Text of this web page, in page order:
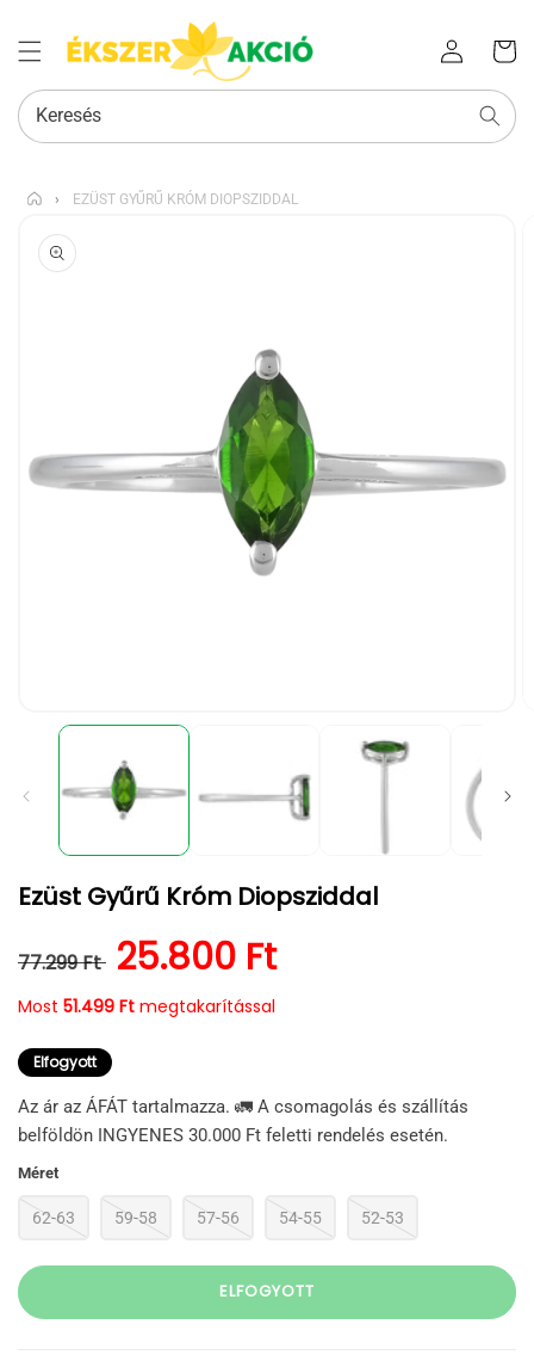
Bejelentkezés
kosara
Keresés
› EZÜST GYŰRŰ KRÓM DIOPSZIDDAL
UGRÁS A
TERMÉKADATOKRA
médiafájl
modális
párbeszédpanelen
Ezüst Gyűrű Króm Diopsziddal
Normál ár
77.299 Ft Kedvezményes ár
25.800 Ft
Most 51.499 Ft megtakarítással
Elfogyott
Az ár az ÁFÁT tartalmazza. 🚛 A csomagolás és szállítás
belföldön INGYENES 30.000 Ft feletti rendelés esetén.
Méret
62-63 59-58 57-56 54-55 52-53
ELFOGYOTT